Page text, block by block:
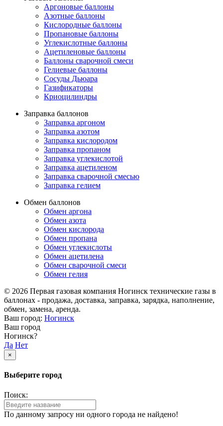
Аргоновые баллоны
Азотные баллоны
Кислородные баллоны
Пропановые баллоны
Углекислотные баллоны
Ацетиленовые баллоны
Баллоны сварочной смеси
Гелиевые баллоны
Сосуды Дьюара
Газификаторы
Криоцилиндры
Заправка баллонов
Заправка аргоном
Заправка азотом
Заправка кислородом
Заправка пропаном
Заправка углекислотой
Заправка ацетиленом
Заправка сварочной смесью
Заправка гелием
Обмен баллонов
Обмен аргона
Обмен азота
Обмен кислорода
Обмен пропана
Обмен углекислоты
Обмен ацетилена
Обмен сварочной смеси
Обмен гелия
© 2026 Первая газовая компания Ногинск технические газы в
баллонах - продажа, доставка, заправка, зарядка, наполнение,
обмен, замена, аренда.
Ваш город: Ногинск
Ваш город
Ногинск?
Да Нет
×
Выберите город
Поиск:
По данному запросу ни одного города не найдено!